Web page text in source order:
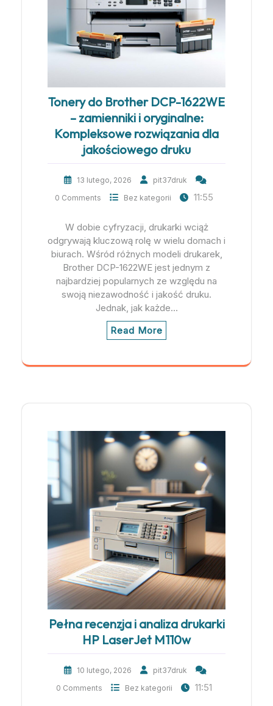
Tonery do Brother DCP-1622WE
– zamienniki i oryginalne:
Kompleksowe rozwiązania dla
jakościowego druku
13 lutego, 2026
pit37druk
0 Comments
Bez kategorii 11:55
W dobie cyfryzacji, drukarki wciąż
odgrywają kluczową rolę w wielu domach i
biurach. Wśród różnych modeli drukarek,
Brother DCP-1622WE jest jednym z
najbardziej popularnych ze względu na
swoją niezawodność i jakość druku.
Jednak, jak każde…
Read More
Pełna recenzja i analiza drukarki
HP LaserJet M110w
10 lutego, 2026
pit37druk
0 Comments
Bez kategorii 11:51